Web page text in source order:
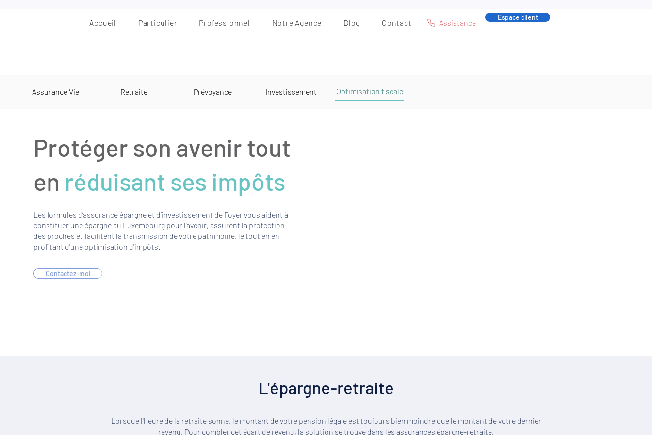
Accueil Particulier Professionnel Notre Agence Blog Contact Assistance
Espace client
Protéger son avenir tout
en réduisant ses impôts
Les formules d’assurance épargne et d’investissement de Foyer vous aident à
constituer une épargne au Luxembourg pour l’avenir, assurent la protection
des proches et facilitent la transmission de votre patrimoine, le tout en en
profitant d'une optimisation d'impôts.
Contactez-moi
Assurance Vie Retraite Prévoyance Investissement Optimisation fiscale
L'épargne-retraite
Lorsque l'heure de la retraite sonne, le montant de votre pension légale est toujours bien moindre que le montant de votre dernier
revenu. Pour combler cet écart de revenu, la solution se trouve dans les assurances épargne-retraite.